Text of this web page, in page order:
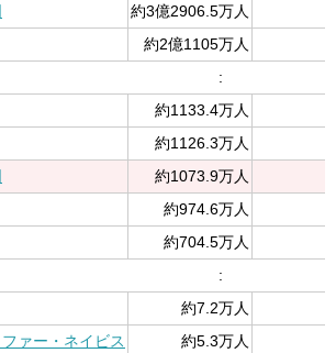
約3億2906.5万人
約2億1105万人
:
約1133.4万人
約1126.3万人
約1073.9万人
約974.6万人
約704.5万人
:
約7.2万人
ァー・ネイビス 約5.3万人